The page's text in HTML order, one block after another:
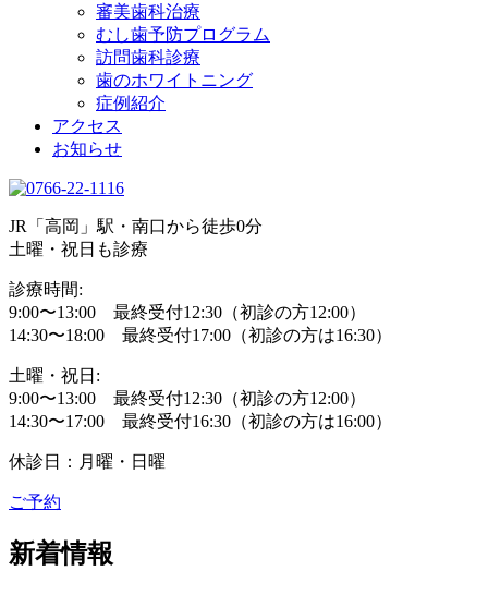
審美歯科治療
むし歯予防プログラム
訪問歯科診療
歯のホワイトニング
症例紹介
アクセス
お知らせ
JR「高岡」駅・南口から徒歩0分
土曜・祝日も診療
診療時間:
9:00〜13:00 最終受付12:30（初診の方12:00）
14:30〜18:00 最終受付17:00（初診の方は16:30）
土曜・祝日:
9:00〜13:00 最終受付12:30（初診の方12:00）
14:30〜17:00 最終受付16:30（初診の方は16:00）
休診日：月曜・日曜
ご予約
新着情報